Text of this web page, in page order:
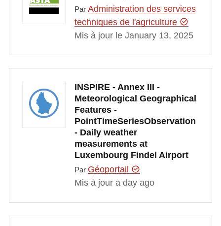
Par Administration des services
techniques de l'agriculture
Mis à jour le January 13, 2025
INSPIRE - Annex III -
Meteorological Geographical
Features -
PointTimeSeriesObservation
- Daily weather
measurements at
Luxembourg Findel Airport
Par Géoportail
Mis à jour a day ago